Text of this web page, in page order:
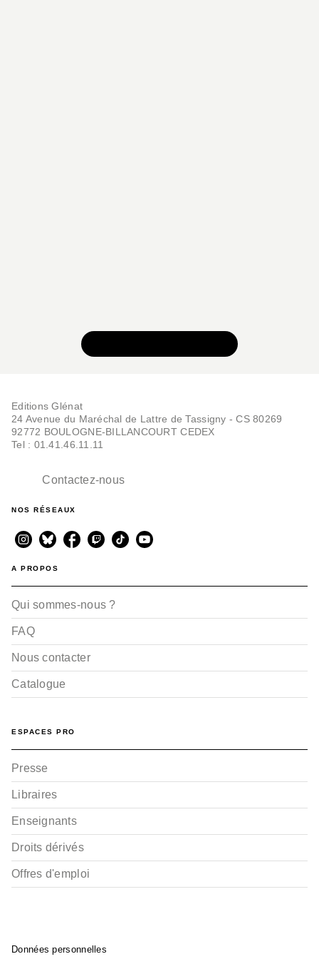
Editions Glénat
24 Avenue du Maréchal de Lattre de Tassigny - CS 80269
92772 BOULOGNE-BILLANCOURT CEDEX
Tel : 01.41.46.11.11
Contactez-nous
NOS RÉSEAUX
A PROPOS
Qui sommes-nous ?
FAQ
Nous contacter
Catalogue
ESPACES PRO
Presse
Libraires
Enseignants
Droits dérivés
Offres d'emploi
Données personnelles